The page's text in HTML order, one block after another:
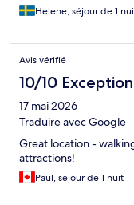
Helene, séjour de 1
Avis vérifié
10/10
17 mai 2026
Traduire avec Google
Great location -
attractions!
Paul, séjour de 1 nuit